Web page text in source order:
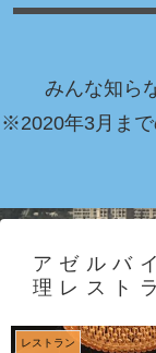
みんな知ら
※2020年3月ま
アゼルバ
理レスト
レストラン